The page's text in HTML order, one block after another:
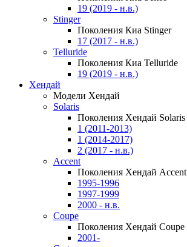
19 (2019 - н.в.)
Stinger
Поколения Киа Stinger
17 (2017 - н.в.)
Telluride
Поколения Киа Telluride
19 (2019 - н.в.)
Хендай
Модели Хендай
Solaris
Поколения Хендай Solaris
1 (2011-2013)
1 (2014-2017)
2 (2017 - н.в.)
Accent
Поколения Хендай Accent
1995-1996
1997-1999
2000 - н.в.
Coupe
Поколения Хендай Coupe
2001-